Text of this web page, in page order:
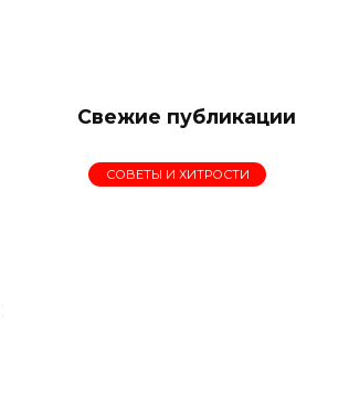
Свежие публикации
СОВЕТЫ И ХИТРОСТИ